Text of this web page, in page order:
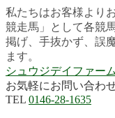
私たちはお客様より
競走馬」として各競
掲げ、手抜かず、誤
ます。
シュウジデイファーム
お気軽にお問い合わ
TEL 0146-28-1635